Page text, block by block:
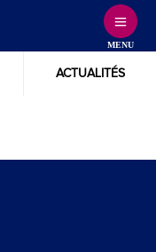
MENU
ACTUALITÉS